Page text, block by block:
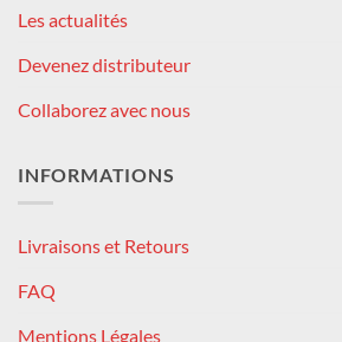
Les actualités
Devenez distributeur
Collaborez avec nous
INFORMATIONS
Livraisons et Retours
FAQ
Mentions Légales